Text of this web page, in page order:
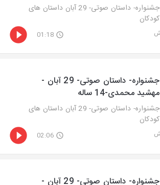
جشنواره- داستان صوتی- 29 آبان داستان های
کودکان
01:18
جشنواره- داستان صوتی- 29 آبان -
مهشید محمدی-14 ساله
جشنواره- داستان صوتی- 29 آبان داستان های
کودکان
02:06
جشنواره- داستان صوتی- 29 آبان -